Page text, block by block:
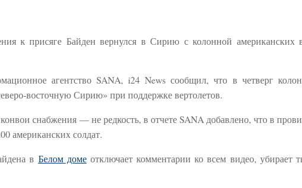
к присяге Байден вернулся в Сирию с колонной американских
агентство SANA, i24 News сообщил, что в четверг
восточную Сирию» при поддержке вертолетов.
снабжения — не редкость, в отчете SANA добавлено, что в
американских солдат.
в Белом домеотключает комментарии ко всем видео, убирает